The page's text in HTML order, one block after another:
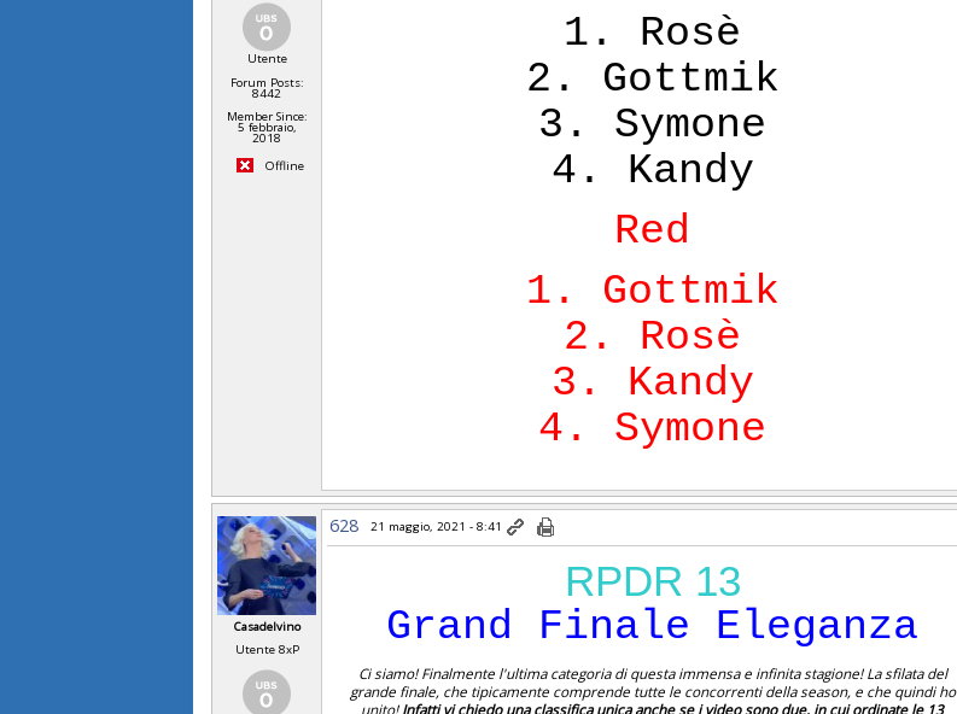
Utente
Forum Posts:
8442
Member Since:
5 febbraio,
2018
Offline
1. Rosè
2. Gottmik
3. Symone
4. Kandy
Red
1. Gottmik
2. Rosè
3. Kandy
4. Symone
Casadelvino
Utente 8xP
628 21 maggio, 2021 - 8:41
RPDR 13
Grand Finale Eleganza
Ci siamo! Finalmente l'ultima categoria di questa immensa e infinita stagione! La sfilata del
grande finale, che tipicamente comprende tutte le concorrenti della season, e che quindi ho
unito!Infatti vi chiedo una classifica unica anche se i video sono due, in cui ordinate le 13